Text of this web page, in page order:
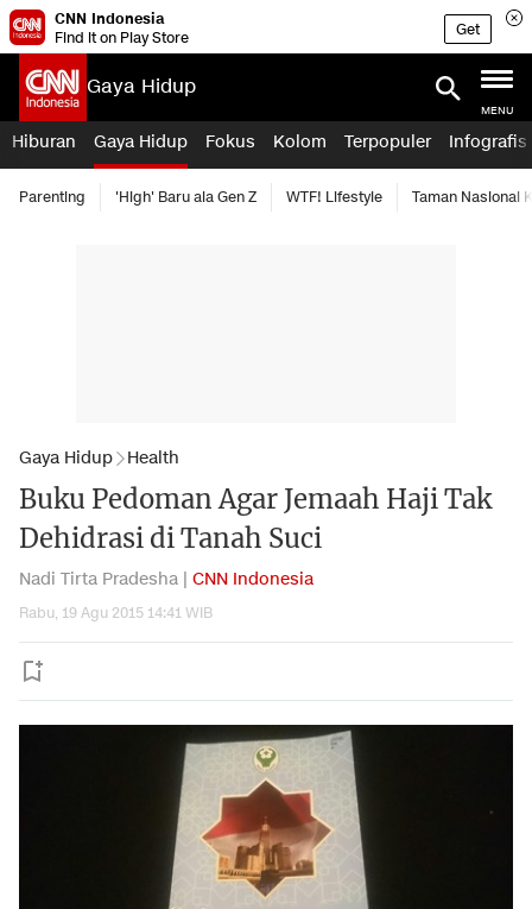
CNN Indonesia
Find it on Play Store
Get
Gaya Hidup
MENU
Hiburan Gaya Hidup Fokus Kolom Terpopuler Infografis
Parenting 'High' Baru ala Gen Z WTF! Lifestyle Taman Nasional
Gaya Hidup Health
Buku Pedoman Agar Jemaah Haji Tak
Dehidrasi di Tanah Suci
Nadi Tirta Pradesha | CNN Indonesia
Rabu, 19 Agu 2015 14:41 WIB